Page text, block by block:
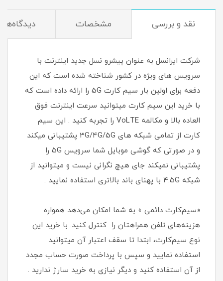
نقد و بررسی مشخصات دیدگاه‌ها
شرکت ایرانسل به عنوان پیشرو نسل جدید اینترنت با
سرویس های ویژه در کشور شناخته شده است که این
دفعه برای اولین بار سیم کارت 5G را ارائه داده است که
با خرید این سیم کارت میتوانید سرعت اینترنت فوق
العاده بالا و مکالمه VoLTE را تجربه کنید . این سیم
کارت از تمامی شبکه های 3G/4G/5G پشتیبانی میکند
و در صورتی که گوشی موبایل شما سرویس 5G را
پشتیبانی نمیکند جای هیچ نگرانی نیست و میتوانید از
شبکه 4.5G با پهنای باند بالاتری استفاده نمایید .
«سیم‌کارت دائمی » به شما امکان می‌دهد همواره
هزینه‌های تلفن همراهتان را کنترل کنید. با خرید این
نوع سیم‌کارت، ابتدا تا سقف اعتبار آن میتوانید
استفاده نمایید و سپس با پرداخت صورت حساب مجدد
از آن استفاده کنید و دیگر نیازی به خرید سارژ ندارید .